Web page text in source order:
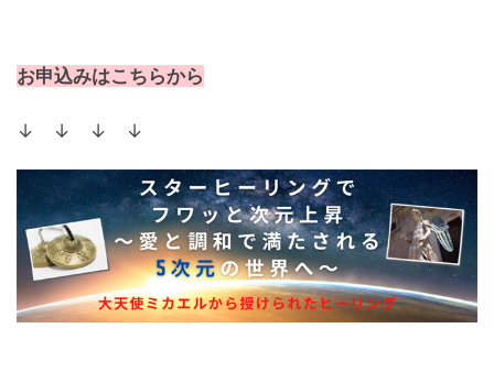
お申込みはこちらから
↓ ↓ ↓ ↓